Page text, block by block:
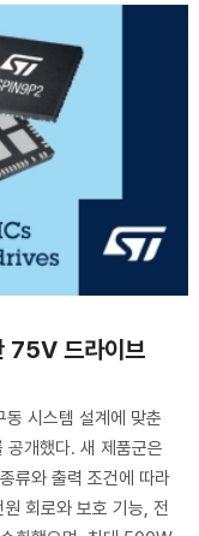
75V 드라이브
시스템 설계에 맞춘
공개했다. 새 제품군은
류와 출력 조건에 따라
회로와 보호 기능, 전